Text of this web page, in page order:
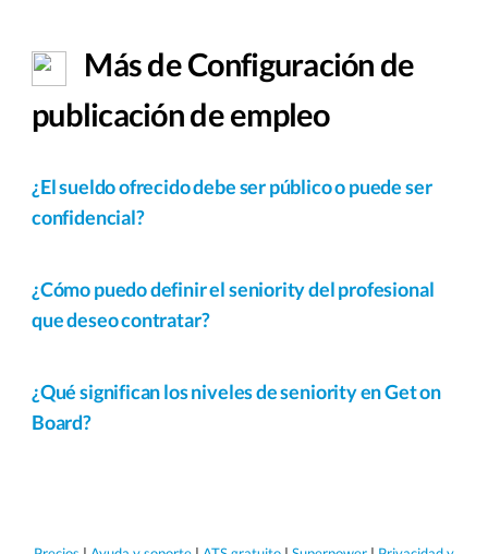
Más de Configuración de
publicación de empleo
¿El sueldo ofrecido debe ser público o puede ser
confidencial?
¿Cómo puedo definir el seniority del profesional
que deseo contratar?
¿Qué significan los niveles de seniority en Get on
Board?